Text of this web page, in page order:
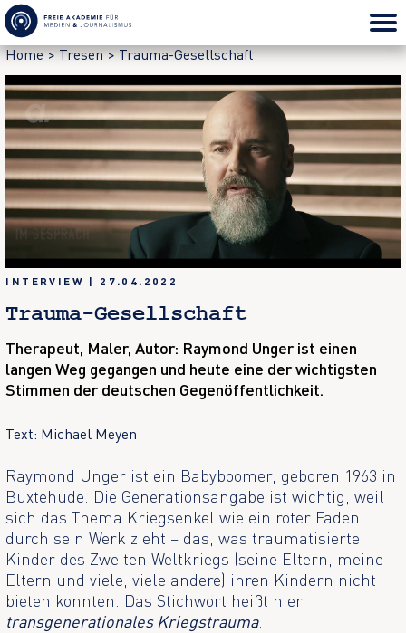
Home>Tresen>Trauma-Gesellschaft
INTERVIEW | 27.04.2022
Trauma-Gesellschaft
Therapeut, Maler, Autor: Raymond Unger ist einen
langen Weg gegangen und heute eine der wichtigsten
Stimmen der deutschen Gegenöffentlichkeit.
Text: Michael Meyen
Raymond Unger ist ein Babyboomer, geboren 1963 in
Buxtehude. Die Generationsangabe ist wichtig, weil
sich das Thema Kriegsenkel wie ein roter Faden
durch sein Werk zieht – das, was traumatisierte
Kinder des Zweiten Weltkriegs (seine Eltern, meine
Eltern und viele, viele andere) ihren Kindern nicht
bieten konnten. Das Stichwort heißt hier
transgenerationales Kriegstrauma.